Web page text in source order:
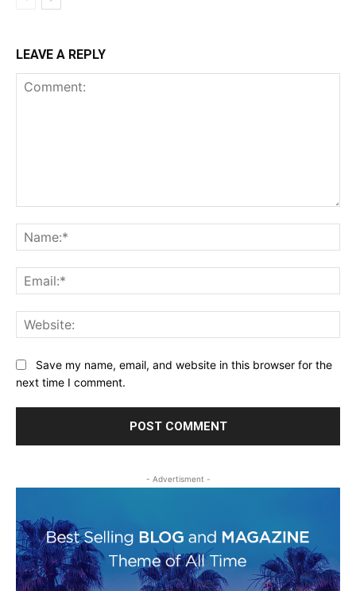
LEAVE A REPLY
Save my name, email, and website in this browser for the
next time I comment.
- Advertisment -